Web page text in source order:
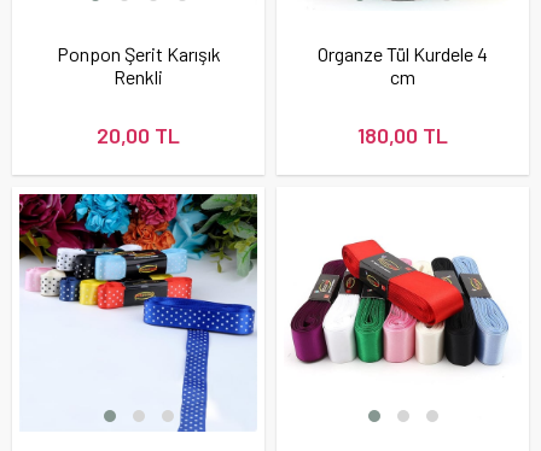
Ponpon Şerit Karışık
Renkli
20,00 TL
Organze Tül Kurdele 4
cm
180,00 TL